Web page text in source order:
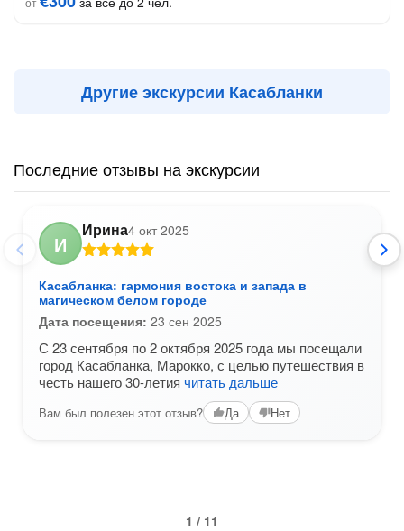
Другие экскурсии Касабланки
Последние отзывы на экскурсии
И
Ирина4 окт 2025
Касабланка: гармония востока и запада в
магическом белом городе
Дата посещения: 23 сен 2025
С 23 сентября по 2 октября 2025 года мы посещали
город Касабланка, Марокко, с целью путешествия в
честь нашего 30-летия читать дальше
Вам был полезен этот отзыв? Да Нет
1 / 11